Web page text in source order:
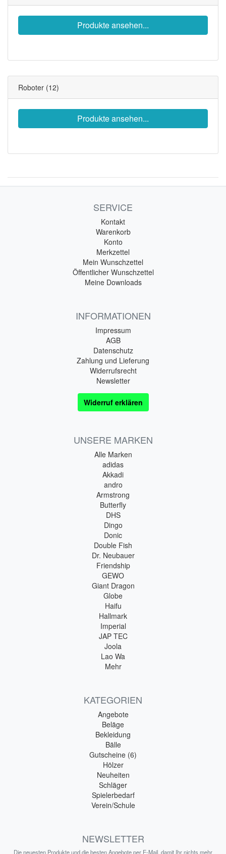
Produkte ansehen...
Roboter (12)
Produkte ansehen...
SERVICE
Kontakt
Warenkorb
Konto
Merkzettel
Mein Wunschzettel
Öffentlicher Wunschzettel
Meine Downloads
INFORMATIONEN
Impressum
AGB
Datenschutz
Zahlung und Lieferung
Widerrufsrecht
Newsletter
Widerruf erklären
UNSERE MARKEN
Alle Marken
adidas
Akkadi
andro
Armstrong
Butterfly
DHS
Dingo
Donic
Double Fish
Dr. Neubauer
Friendship
GEWO
Giant Dragon
Globe
Haifu
Hallmark
Imperial
JAP TEC
Joola
Lao Wa
Mehr
KATEGORIEN
Angebote
Beläge
Bekleidung
Bälle
Gutscheine (6)
Hölzer
Neuheiten
Schläger
Spielerbedarf
Verein/Schule
NEWSLETTER
Die neuesten Produkte und die besten Angebote per E-Mail, damit Ihr nichts mehr